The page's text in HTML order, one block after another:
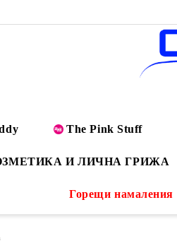
The Pink Stuff
И ЛИЧНА ГРИЖА
Горещи намаления